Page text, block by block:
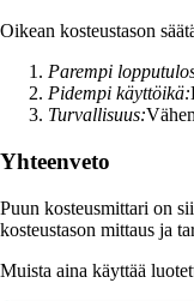
Oikean kosteustason
Parempi
Pidempi käyttöikä:
Turvallisuus:
Yhteenveto
Puun kosteusmittari on
kosteustason mittaus ja
Muista aina käyttää